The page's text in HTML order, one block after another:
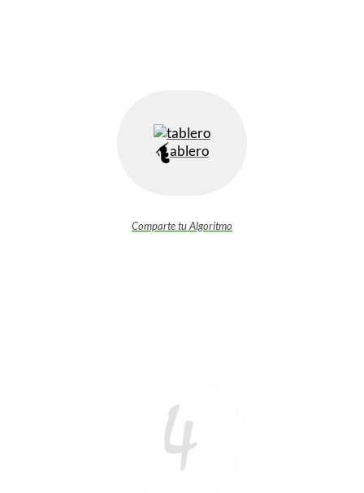
ablero
Comparte tu Algoritmo